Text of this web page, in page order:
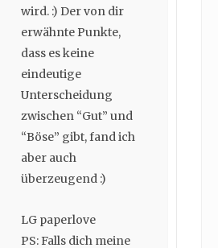
wird. :) Der von dir
erwähnte Punkte,
dass es keine
eindeutige
Unterscheidung
zwischen “Gut” und
“Böse” gibt, fand ich
aber auch
überzeugend :)
LG paperlove
PS: Falls dich meine